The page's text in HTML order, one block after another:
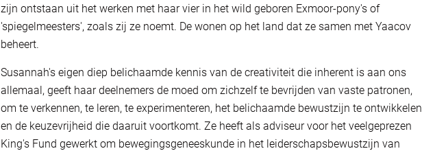
zijn ontstaan uit het werken met haar vier in het wild geboren Exmoor-pony's of
'spiegelmeesters', zoals zij ze noemt. De wonen op het land dat ze samen met Yaacov
beheert.
Susannah's eigen diep belichaamde kennis van de creativiteit die inherent is aan ons
allemaal, geeft haar deelnemers de moed om zichzelf te bevrijden van vaste patronen,
om te verkennen, te leren, te experimenteren, het belichaamde bewustzijn te ontwikkelen
en de keuzevrijheid die daaruit voortkomt. Ze heeft als adviseur voor het veelgeprezen
King's Fund gewerkt om bewegingsgeneeskunde in het leiderschapsbewustzijn van